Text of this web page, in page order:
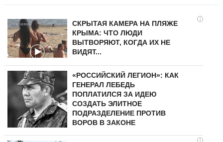
i
СКРЫТАЯ КАМЕРА НА ПЛЯЖЕ
КРЫМА: ЧТО ЛЮДИ
ВЫТВОРЯЮТ, КОГДА ИХ НЕ
ВИДЯТ...
«РОССИЙСКИЙ ЛЕГИОН»: КАК
ГЕНЕРАЛ ЛЕБЕДЬ
ПОПЛАТИЛСЯ ЗА ИДЕЮ
СОЗДАТЬ ЭЛИТНОЕ
ПОДРАЗДЕЛЕНИЕ ПРОТИВ
ВОРОВ В ЗАКОНЕ
i